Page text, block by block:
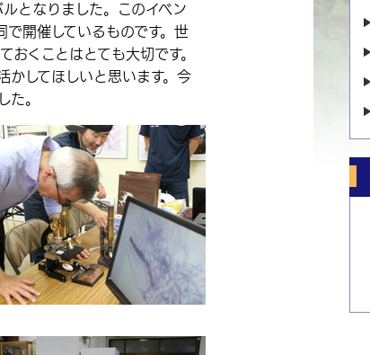
となりました。このイベン
開催しているものです。世
おくことはとても大切です。
かしてほしいと思います。今
た。